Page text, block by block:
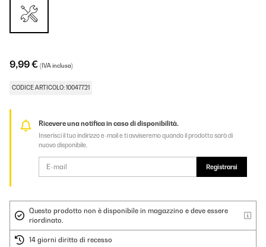
9,99 € (IVA inclusa)
CODICE ARTICOLO: 10047721
Ricevere una notifica in caso di disponibilità.
Inserisci il tuo indirizzo e-mail e ti avviseremo quando il prodotto sarà di
nuovo disponibile.
Registrarsi
Questo prodotto non è disponibile in magazzino e deve essere
riordinato.
14 giorni diritto di recesso